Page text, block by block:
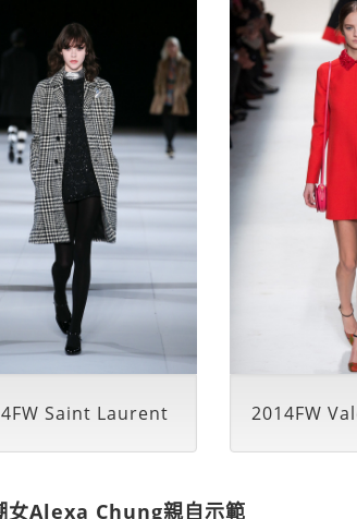
Saint Laurent 2014FW
女Alexa Chung親自示範